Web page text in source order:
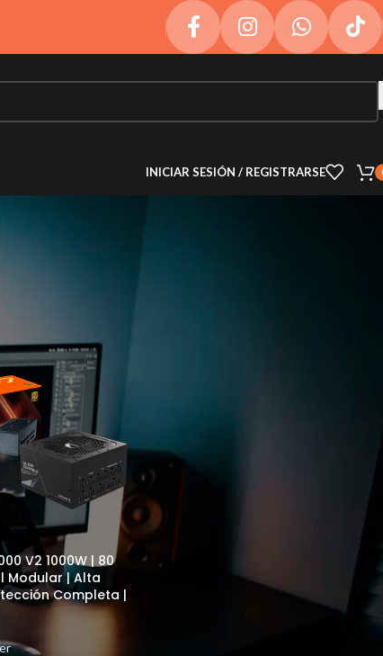
INICIAR SESIÓN / REGISTRARSE
V2 1000W | 80
Modular | Alta
Completa |